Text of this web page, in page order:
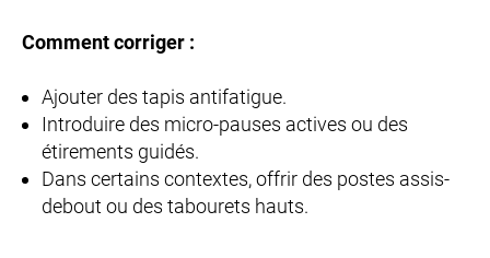
Comment corriger :
Ajouter des tapis antifatigue.
Introduire des micro-pauses actives ou des
étirements guidés.
Dans certains contextes, offrir des postes assis-
debout ou des tabourets hauts.